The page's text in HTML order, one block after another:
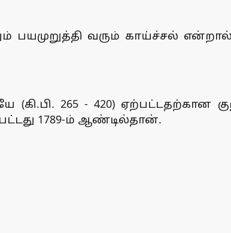
வரும் காய்ச்சல் என்றால்
265 - 420) ஏற்பட்டதற்கான
1789-ம் ஆண்டில்தான்.